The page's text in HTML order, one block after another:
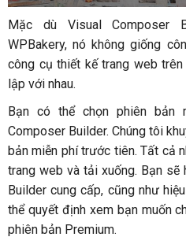
Mặc dù Visual Composer
WPBakery, nó không giống
công cụ thiết kế trang web
lập với nhau.
Bạn có thể chọn phiên bản
Composer Builder. Chúng tôi
bản miễn phí trước tiên. Tất cả
trang web và tải xuống. Bạn
Builder cung cấp, cũng như
thể quyết định xem bạn muốn
phiên bản Premium.